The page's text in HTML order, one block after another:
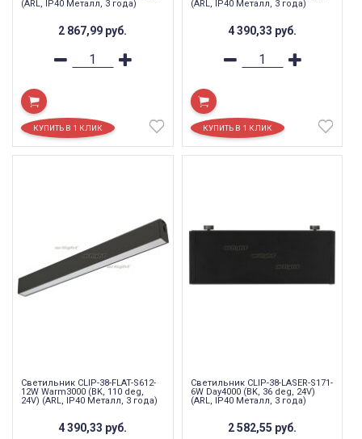
(ARL, IP40 Металл, 3 года)
2 867,99 руб.
(ARL, IP40 Металл, 3 года)
4 390,33 руб.
Светильник CLIP-38-FLAT-S612-
12W Warm3000 (BK, 110 deg,
24V) (ARL, IP40 Металл, 3 года)
4 390,33 руб.
Светильник CLIP-38-LASER-S171-
6W Day4000 (BK, 36 deg, 24V)
(ARL, IP40 Металл, 3 года)
2 582,55 руб.